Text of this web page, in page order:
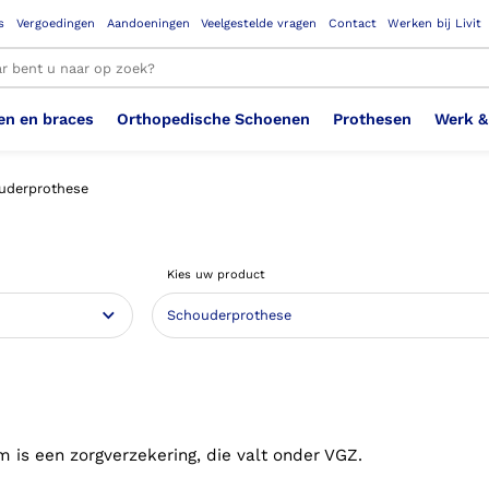
Vergoedingen Aandoeningen Veelgestelde vragen Contact Werken bij Livit
Kousen (klasse 2)
3D geprinte steunzolen
en braces
Been Knie
Hoofd Nek
Orthopedische Schoenen
Orthopedische Schoenen OSA
Badschoenen
Prothesen
Bovenbeenprothese
Hand & Vinger prothese
Werk
WerknemerKies uw product
is een zorgverzekering, die valt onder VGZ.